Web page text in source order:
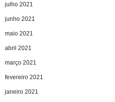
julho 2021
junho 2021
maio 2021
abril 2021
março 2021
fevereiro 2021
janeiro 2021